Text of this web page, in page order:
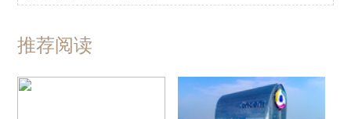
推荐阅读